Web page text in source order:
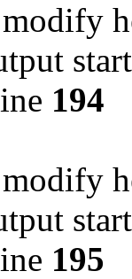
194
195